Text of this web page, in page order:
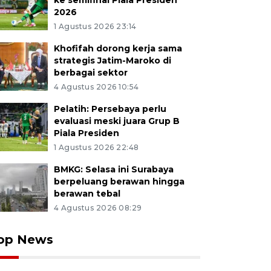
2026
1 Agustus 2026 23:14
Khofifah dorong kerja sama
strategis Jatim-Maroko di
berbagai sektor
4 Agustus 2026 10:54
Pelatih: Persebaya perlu
evaluasi meski juara Grup B
Piala Presiden
1 Agustus 2026 22:48
BMKG: Selasa ini Surabaya
berpeluang berawan hingga
berawan tebal
4 Agustus 2026 08:29
News